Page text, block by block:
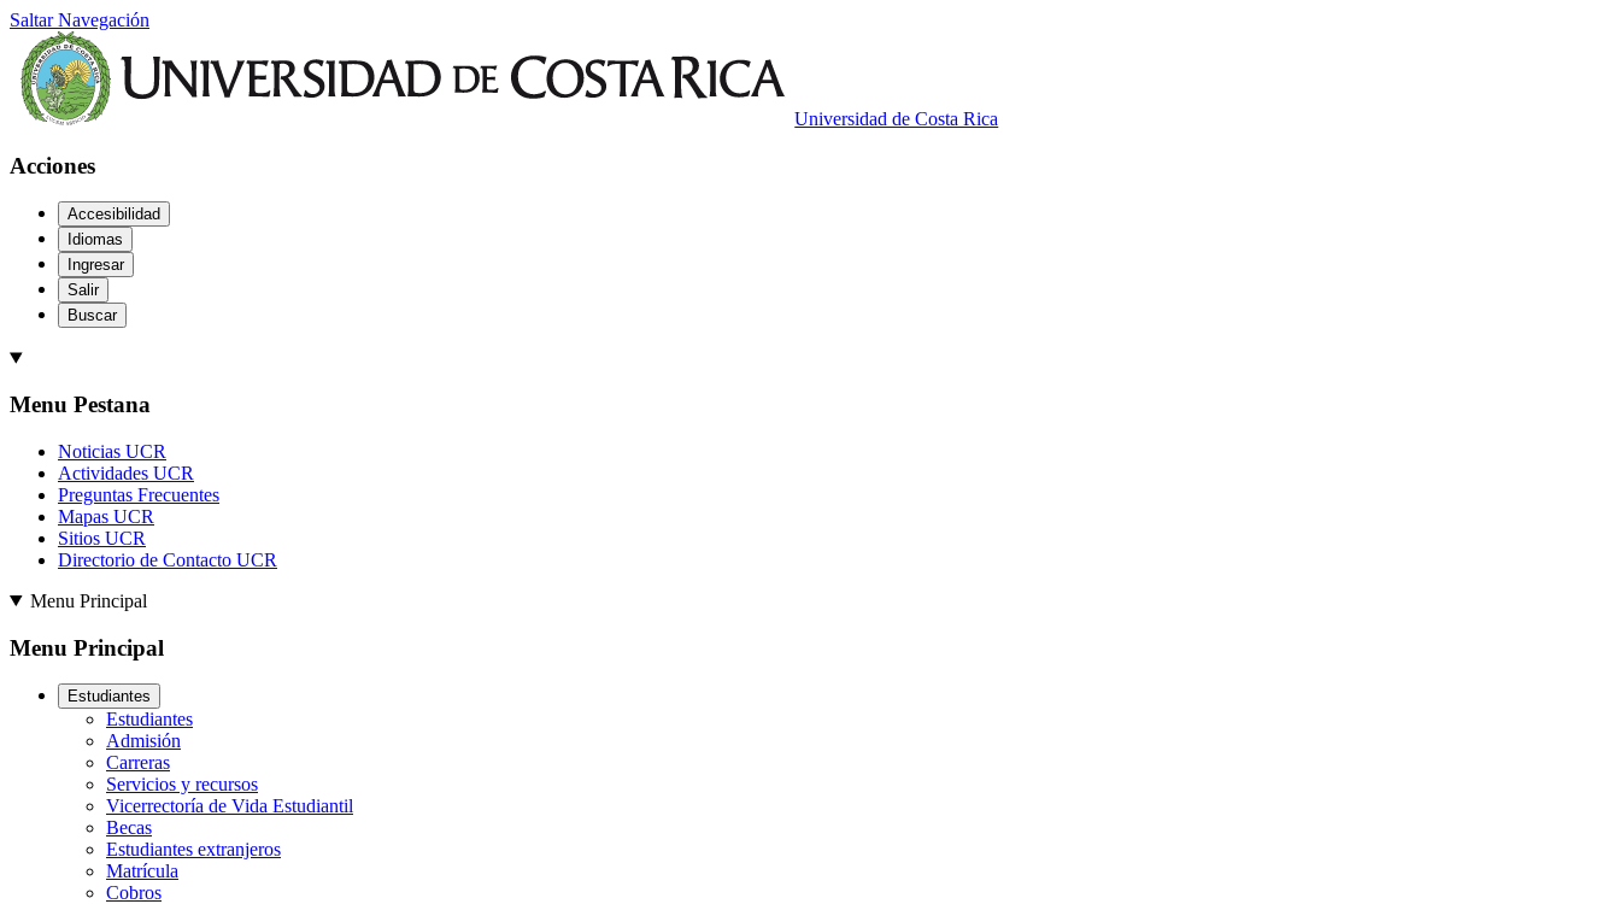
Saltar Navegación
Universidad de Costa Rica
Acciones
Accesibilidad
Idiomas
Ingresar
Salir
Buscar
Menu Pestana
Noticias UCR
Actividades UCR
Preguntas Frecuentes
Mapas UCR
Sitios UCR
Directorio de Contacto UCR
Menu Principal
Menu Principal
Estudiantes
Estudiantes
Admisión
Carreras
Servicios y recursos
Vicerrectoría de Vida Estudiantil
Becas
Estudiantes extranjeros
Matrícula
Cobros